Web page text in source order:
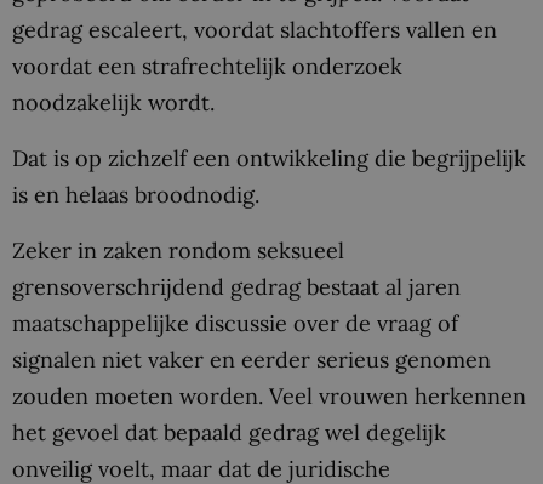
gedrag escaleert, voordat slachtoffers vallen en
voordat een strafrechtelijk onderzoek
noodzakelijk wordt.
Dat is op zichzelf een ontwikkeling die begrijpelijk
is en helaas broodnodig.
Zeker in zaken rondom seksueel
grensoverschrijdend gedrag bestaat al jaren
maatschappelijke discussie over de vraag of
signalen niet vaker en eerder serieus genomen
zouden moeten worden. Veel vrouwen herkennen
het gevoel dat bepaald gedrag wel degelijk
onveilig voelt, maar dat de juridische